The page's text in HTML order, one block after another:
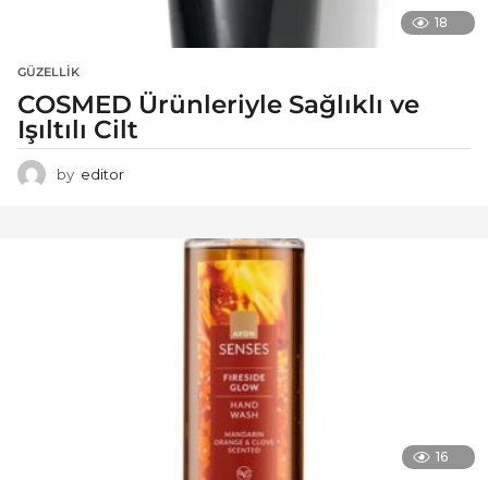
18
GÜZELLIK
COSMED Ürünleriyle Sağlıklı ve
Işıltılı Cilt
by editor
16